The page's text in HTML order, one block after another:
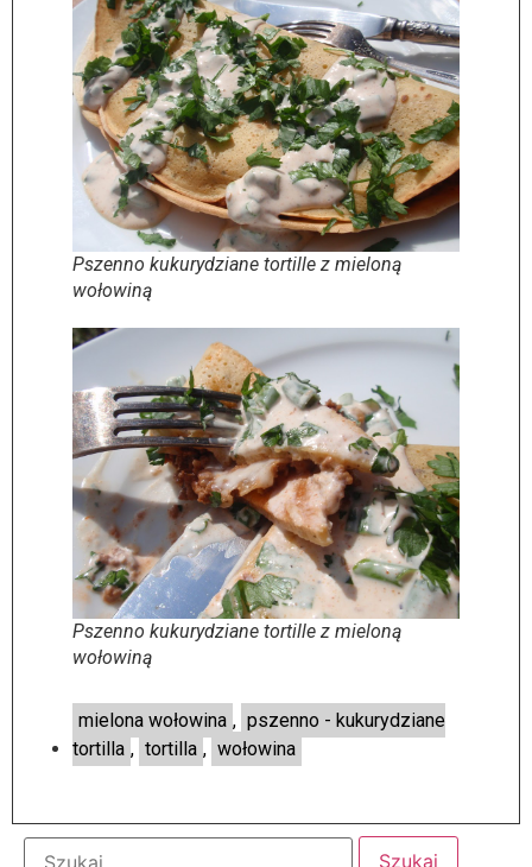
Pszenno kukurydziane tortille z mieloną
wołowiną
Pszenno kukurydziane tortille z mieloną
wołowiną
mielona wołowina , pszenno - kukurydziane
tortilla , tortilla , wołowina